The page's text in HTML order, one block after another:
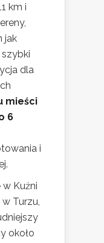
km i
jak
dla
mieści
6
i
Kuźni
Turzu,
około